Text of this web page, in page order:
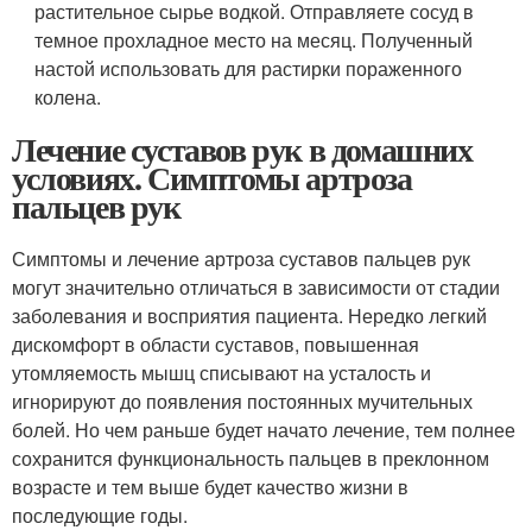
растительное сырье водкой. Отправляете сосуд в
темное прохладное место на месяц. Полученный
настой использовать для растирки пораженного
колена.
Лечение суставов рук в домашних
условиях. Симптомы артроза
пальцев рук
Симптомы и лечение артроза суставов пальцев рук
могут значительно отличаться в зависимости от стадии
заболевания и восприятия пациента. Нередко легкий
дискомфорт в области суставов, повышенная
утомляемость мышц списывают на усталость и
игнорируют до появления постоянных мучительных
болей. Но чем раньше будет начато лечение, тем полнее
сохранится функциональность пальцев в преклонном
возрасте и тем выше будет качество жизни в
последующие годы.